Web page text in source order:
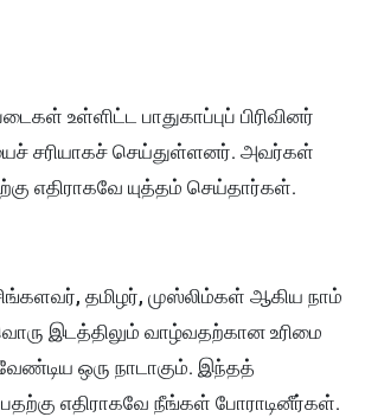
உள்ளிட்ட பாதுகாப்புப் பிரிவினர்
சரியாகச் செய்துள்ளனர். அவர்கள்
எதிராகவே யுத்தம் செய்தார்கள்.
தமிழர், முஸ்லிம்கள் ஆகிய நாம்
இடத்திலும் வாழ்வதற்கான உரிமை
வேண்டிய ஒரு நாடாகும். இந்தத்
எதிராகவே நீங்கள் போராடினீர்கள்.